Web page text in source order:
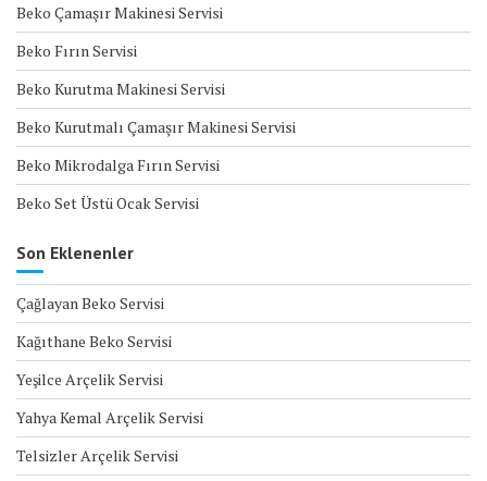
Beko Çamaşır Makinesi Servisi
Beko Fırın Servisi
Beko Kurutma Makinesi Servisi
Beko Kurutmalı Çamaşır Makinesi Servisi
Beko Mikrodalga Fırın Servisi
Beko Set Üstü Ocak Servisi
Son Eklenenler
Çağlayan Beko Servisi
Kağıthane Beko Servisi
Yeşilce Arçelik Servisi
Yahya Kemal Arçelik Servisi
Telsizler Arçelik Servisi